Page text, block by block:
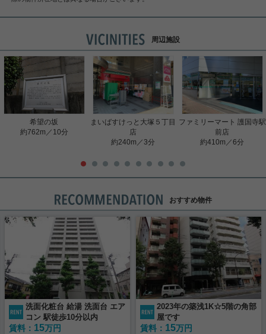
周辺施設
希望の坂
約762m／10分
まいばすけっと大塚５丁目
店
約240m／3分
ファミリーマート 護国寺駅
前店
約410m／6分
おすすめ物件
洗面化粧台 給湯 洗面台 エア
コン 駅徒歩10分以内
賃料： 15万円
2023年の築浅1K☆5階の角部
屋です
賃料： 15万円